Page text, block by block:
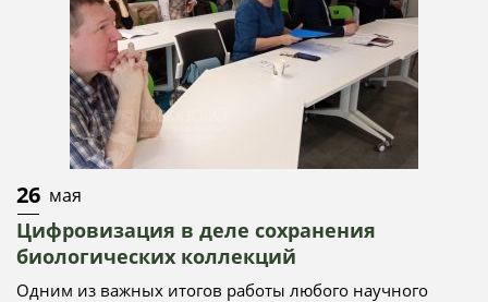
26 мая
Цифровизация в деле сохранения
биологических коллекций
Одним из важных итогов работы любого научного